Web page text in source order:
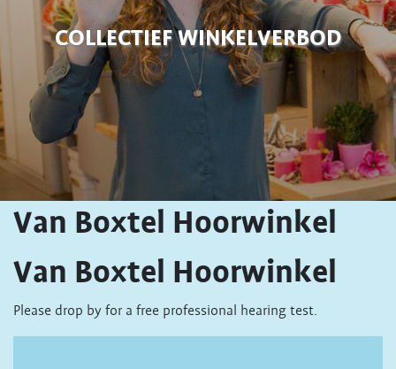
COLLECTIEF WINKELVERBOD
Van Boxtel Hoorwinkel
Van Boxtel Hoorwinkel
Please drop by for a free professional hearing test.